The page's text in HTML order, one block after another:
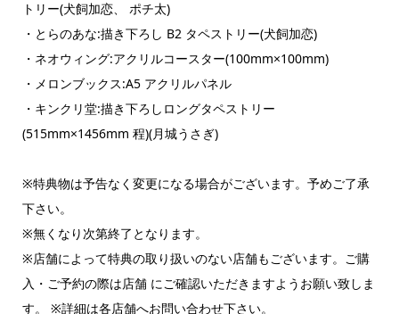
トリー(犬飼加恋、 ポチ太)
・とらのあな:描き下ろし B2 タペストリー(犬飼加恋)
・ネオウィング:アクリルコースター(100mm×100mm)
・メロンブックス:A5 アクリルパネル
・キンクリ堂:描き下ろしロングタペストリー
(515mm×1456mm 程)(月城うさぎ)
※特典物は予告なく変更になる場合がございます。予めご了承
下さい。
※無くなり次第終了となります。
※店舗によって特典の取り扱いのない店舗もございます。ご購
入・ご予約の際は店舗 にご確認いただきますようお願い致しま
す。 ※詳細は各店舗へお問い合わせ下さい。